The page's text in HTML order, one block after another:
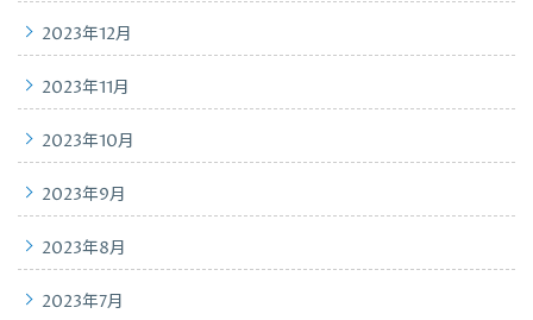
2023年12月
2023年11月
2023年10月
2023年9月
2023年8月
2023年7月